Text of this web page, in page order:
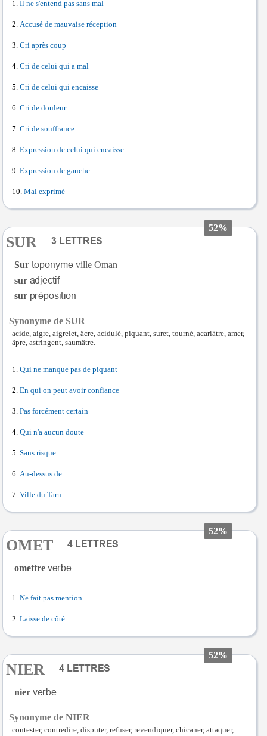
Il ne s'entend pas sans mal
Accusé de mauvaise réception
Cri après coup
Cri de celui qui a mal
Cri de celui qui encaisse
Cri de douleur
Cri de souffrance
Expression de celui qui encaisse
Expression de gauche
Mal exprimé
52%
SUR
Sur
ville Oman
sur
sur
Synonyme de SUR
acide, aigre, aigrelet, âcre, acidulé, piquant, suret, tourné, acariâtre, amer,
âpre, astringent, saumâtre.
Qui ne manque pas de piquant
En qui on peut avoir confiance
Pas forcément certain
Qui n'a aucun doute
Sans risque
Au-dessus de
Ville du Tarn
52%
OMET
omettre
Ne fait pas mention
Laisse de côté
52%
NIER
nier
Synonyme de NIER
contester, contredire, disputer, refuser, revendiquer, chicaner, attaquer,